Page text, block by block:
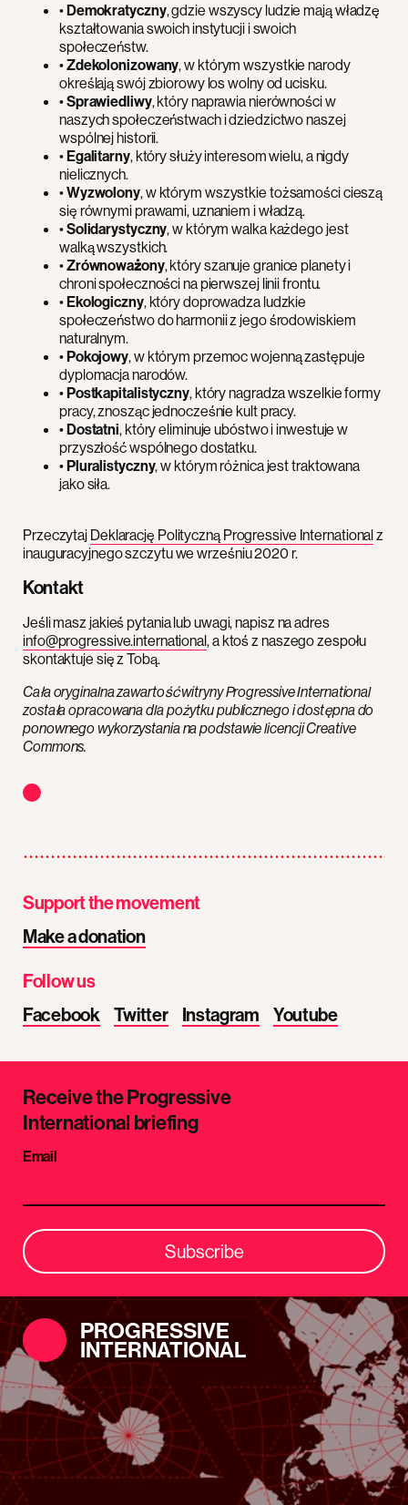
•Demokratyczny, gdzie wszyscy ludzie mają władzę
kształtowania swoich instytucji i swoich
społeczeństw.
•Zdekolonizowany, w którym wszystkie narody
określają swój zbiorowy los wolny od ucisku.
•Sprawiedliwy, który naprawia nierówności w
naszych społeczeństwach i dziedzictwo naszej
wspólnej historii.
•Egalitarny, który służy interesom wielu, a nigdy
nielicznych.
•Wyzwolony, w którym wszystkie tożsamości cieszą
się równymi prawami, uznaniem i władzą.
•Solidarystyczny, w którym walka każdego jest
walką wszystkich.
•Zrównoważony, który szanuje granice planety i
chroni społeczności na pierwszej linii frontu.
•Ekologiczny, który doprowadza ludzkie
społeczeństwo do harmonii z jego środowiskiem
naturalnym.
•Pokojowy, w którym przemoc wojenną zastępuje
dyplomacja narodów.
•Postkapitalistyczny, który nagradza wszelkie formy
pracy, znosząc jednocześnie kult pracy.
•Dostatni, który eliminuje ubóstwo i inwestuje w
przyszłość wspólnego dostatku.
•Pluralistyczny, w którym różnica jest traktowana
jako siła.
Przeczytaj Deklarację Polityczną Progressive Internationalz
inauguracyjnego szczytu we wrześniu 2020 r.
Kontakt
Jeśli masz jakieś pytania lub uwagi, napisz na adres
info@progressive.international, a ktoś z naszego zespołu
skontaktuje się z Tobą.
Cała oryginalna zawartość witryny Progressive International
została opracowana dla pożytku publicznego i dostępna do
ponownego wykorzystania na podstawie licencji Creative
Commons.
Support the movement
Make a donation
Follow us
Facebook
Twitter Instagram Youtube
Receive the Progressive
International briefing
Email
Subscribe
PROGRESSIVE
INTERNATIONAL